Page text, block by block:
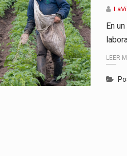
En
LEER